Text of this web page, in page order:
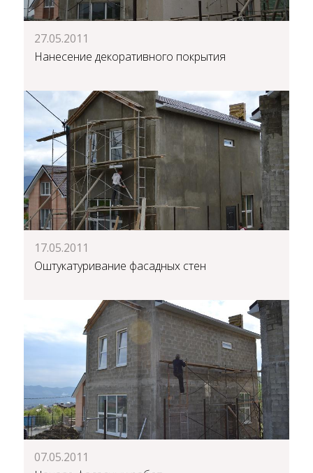
27.05.2011
Нанесение декоративного покрытия
17.05.2011
Оштукатуривание фасадных стен
07.05.2011